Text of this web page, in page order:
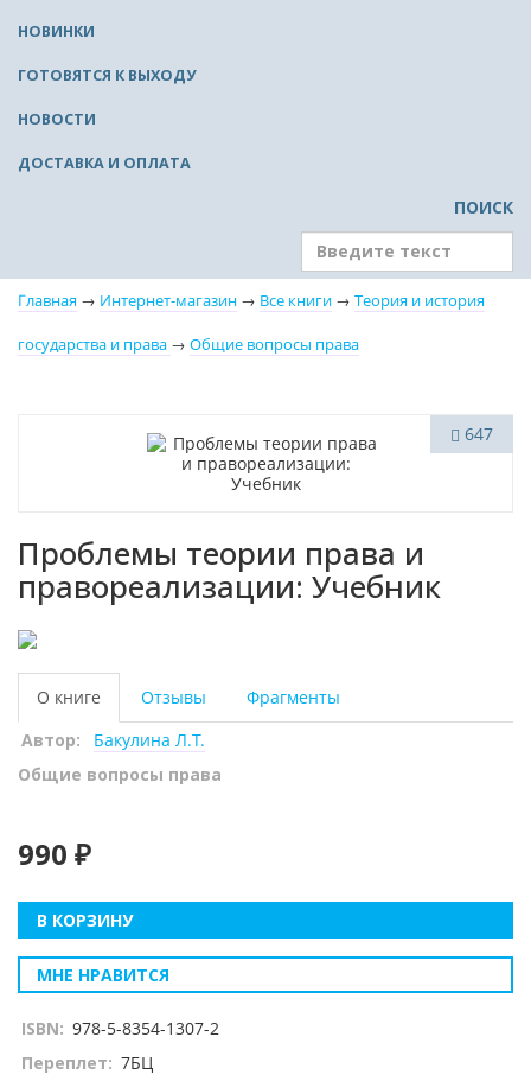
НОВИНКИ
ГОТОВЯТСЯ К ВЫХОДУ
НОВОСТИ
ДОСТАВКА И ОПЛАТА
ПОИСК
Главная → Интернет-магазин → Все книги → Теория и история
государства и права → Общие вопросы права
647
Проблемы теории права и
правореализации: Учебник
О книге Отзывы
Фрагменты
Автор:
Бакулина Л.Т.
Общие вопросы права
990 ₽
В КОРЗИНУ
МНЕ НРАВИТСЯ
ISBN: 978-5-8354-1307-2
Переплет: 7БЦ